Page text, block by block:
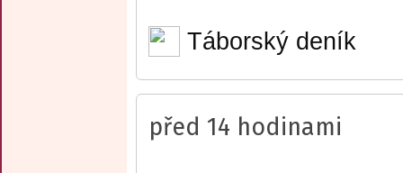
Táborský deník
před 14 hodinami